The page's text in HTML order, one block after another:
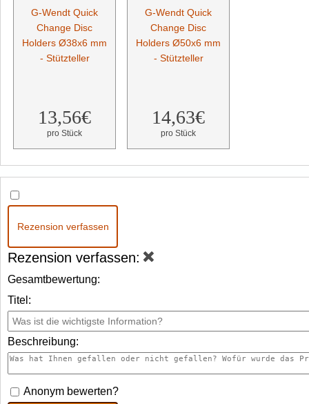
G-Wendt Quick
Change Disc
Holders Ø38x6 mm
- Stützteller
13,56€
pro Stück
G-Wendt Quick
Change Disc
Holders Ø50x6 mm
- Stützteller
14,63€
pro Stück
Rezension verfassen
Rezension verfassen:
Gesamtbewertung:
Titel:
Beschreibung:
Anonym bewerten?